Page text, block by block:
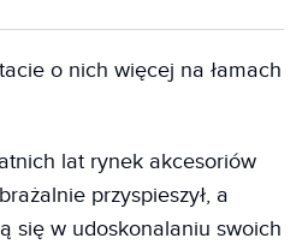
o nich więcej na łamach
lat rynek akcesoriów
przyspieszył, a
się w udoskonalaniu swoich